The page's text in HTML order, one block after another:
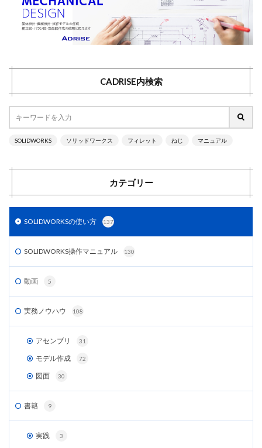
CADRISE内検索
SOLIDWORKS ソリッドワークス フィレット ねじ マニュアル
カテゴリー
SOLIDWORKSの使い方 137
SOLIDWORKS操作マニュアル 130
動画 5
実務ノウハウ 108
アセンブリ 31
モデル作成 72
図面 30
書籍 9
実践 3